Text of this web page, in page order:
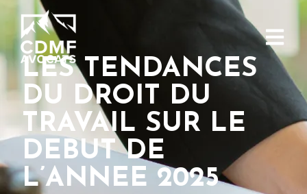
LES TENDANCES
DU DROIT DU
TRAVAIL SUR LE
DEBUT DE
L’ANNEE 2025